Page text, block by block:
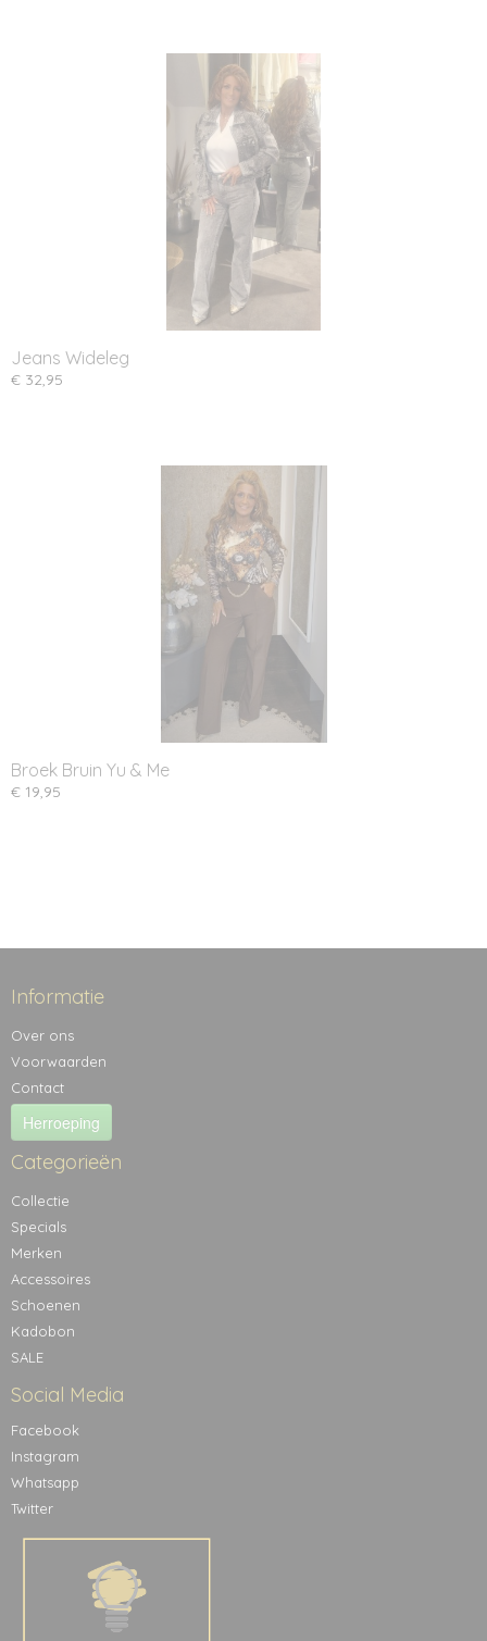
Jeans Wideleg
€ 32,95
Broek Bruin Yu & Me
€ 19,95
Informatie
Over ons
Voorwaarden
Contact
Herroeping
Categorieën
Collectie
Specials
Merken
Accessoires
Schoenen
Kadobon
SALE
Social Media
Facebook
Instagram
Whatsapp
Twitter